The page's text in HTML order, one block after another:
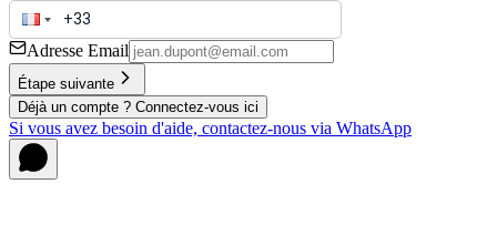
Adresse Email
Étape suivante
Déjà un compte ? Connectez-vous ici
Si vous avez besoin d'aide, contactez-nous via WhatsApp